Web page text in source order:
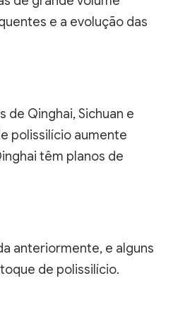
e a evolução das
de Qinghai, Sichuan e
polissilício aumente
têm planos de
anteriormente, e alguns
de polissilício.